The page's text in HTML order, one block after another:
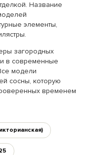
Название
элементы,
загородных
в современные
модели
сосны, которую
временем